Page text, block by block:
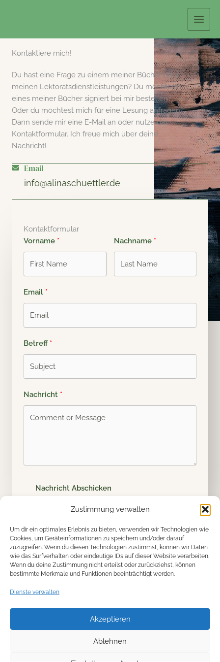
Zustimmung verwalten
Um dir ein optimales Erlebnis zu bieten, verwenden wir Technologien wie
Cookies, um Geräteinformationen zu speichern und/oder darauf
zuzugreifen. Wenn du diesen Technologien zustimmst, können wir Daten
wie das Surfverhalten oder eindeutige IDs auf dieser Website verarbeiten.
Wenn du deine Zustimmung nicht erteilst oder zurückziehst, können
bestimmte Merkmale und Funktionen beeinträchtigt werden.
Dienste verwalten
Akzeptieren
Ablehnen
Kontaktiere mich!
Du hast eine Frage zu einem meiner Bücher oder
meinen Lektoratsdienstleistungen? Du möchtest
eines meiner Bücher signiert bei mir bestellen?
Oder du möchtest mich für eine Lesung anfragen?
Dann sende mir eine E-Mail an oder nutze das
Kontaktformular. Ich freue mich über deine
Nachricht!
Email
info@alinaschuettler.de
Kontaktformular
Vorname Nachname
Email
Betreff
Nachricht
Nachricht Abschicken
Impressum
Kontakt